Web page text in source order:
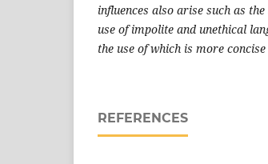
influences also arise such as
use of impolite and unethical
the use of which is more
REFERENCES